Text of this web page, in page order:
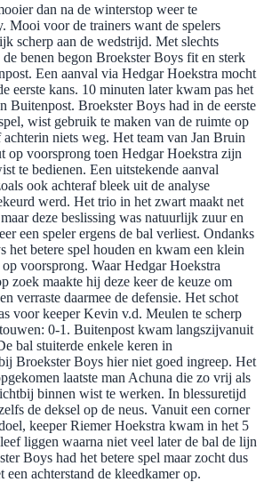
dan na de winterstop weer te
Mooi voor de trainers want de spelers
scherp aan de wedstrijd. Met slechts
benen begon Broekster Boys fit en sterk
Een aanval via Hedgar Hoekstra mocht
eerste kans. 10 minuten later kwam pas het
Buitenpost. Broekster Boys had in de eerste
wist gebruik te maken van de ruimte op
niets weg. Het team van Jan Bruin
op voorsprong toen Hedgar Hoekstra zijn
te bedienen. Een uitstekende aanval
ook achteraf bleek uit de analyse
werd. Het trio in het zwart maakt net
deze beslissing was natuurlijk zuur en
een speler ergens de bal verliest. Ondanks
het betere spel houden en kwam een klein
voorsprong. Waar Hedgar Hoekstra
zoek maakte hij deze keer de keuze om
verraste daarmee de defensie. Het schot
voor keeper Kevin v.d. Meulen te scherp
0-1. Buitenpost kwam langszijvanuit
bal stuiterde enkele keren in
Broekster Boys hier niet goed ingreep. Het
laatste man Achuna die zo vrij als
binnen wist te werken. In blessuretijd
de deksel op de neus. Vanuit een corner
keeper Riemer Hoekstra kwam in het 5
liggen waarna niet veel later de bal de lijn
Boys had het betere spel maar zocht dus
een achterstand de kleedkamer op.